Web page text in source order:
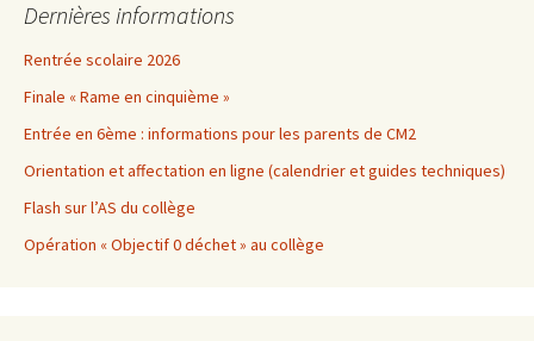
articles
Dernières informations
Rentrée scolaire 2026
Finale « Rame en cinquième »
Entrée en 6ème : informations pour les parents de CM2
Orientation et affectation en ligne (calendrier et guides techniques)
Flash sur l’AS du collège
Opération « Objectif 0 déchet » au collège